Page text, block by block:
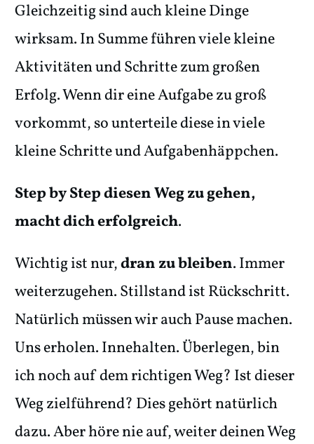
Gleichzeitig sind auch kleine Dinge
wirksam. In Summe führen viele kleine
Aktivitäten und Schritte zum großen
Erfolg. Wenn dir eine Aufgabe zu groß
vorkommt, so unterteile diese in viele
kleine Schritte und Aufgabenhäppchen.
Step by Step diesen Weg zu gehen,
macht dich erfolgreich.
Wichtig ist nur,dran zu bleiben. Immer
weiterzugehen. Stillstand ist Rückschritt.
Natürlich müssen wir auch Pause machen.
Uns erholen. Innehalten. Überlegen, bin
ich noch auf dem richtigen Weg? Ist dieser
Weg zielführend? Dies gehört natürlich
dazu. Aber höre nie auf, weiter deinen Weg